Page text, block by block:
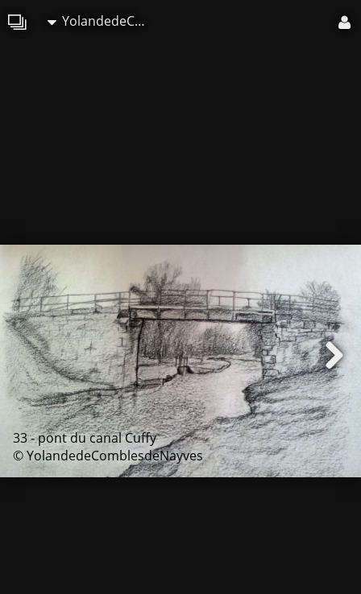
YolandedeComblesdeNayves
33 - pont du canal Cuffy
© YolandedeComblesdeNayves